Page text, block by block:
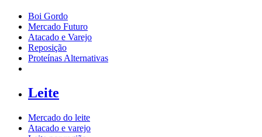
Boi Gordo
Mercado Futuro
Atacado e Varejo
Reposição
Proteínas Alternativas
Leite
Mercado do leite
Atacado e varejo